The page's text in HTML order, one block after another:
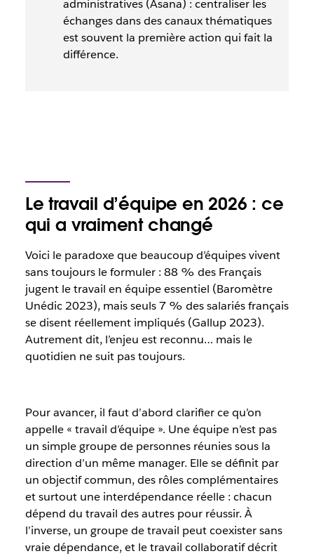
administratives (Asana) : centraliser les
échanges dans des canaux thématiques
est souvent la première action qui fait la
différence.
Le travail d’équipe en 2026 : ce
qui a vraiment changé
Voici le paradoxe que beaucoup d’équipes vivent
sans toujours le formuler : 88 % des Français
jugent le travail en équipe essentiel (Baromètre
Unédic 2023), mais seuls 7 % des salariés français
se disent réellement impliqués (Gallup 2023).
Autrement dit, l’enjeu est reconnu… mais le
quotidien ne suit pas toujours.
Pour avancer, il faut d’abord clarifier ce qu’on
appelle « travail d’équipe ». Une équipe n’est pas
un simple groupe de personnes réunies sous la
direction d’un même manager. Elle se définit par
un objectif commun, des rôles complémentaires
et surtout une interdépendance réelle : chacun
dépend du travail des autres pour réussir. À
l’inverse, un groupe de travail peut coexister sans
vraie dépendance, et le travail collaboratif décrit